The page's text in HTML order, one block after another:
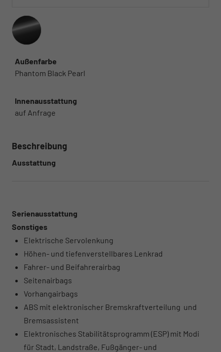
Außenfarbe
Phantom Black Pearl
Innenausstattung
auf Anfrage
Beschreibung
Ausstattung
Serienausstattung
Sonstiges
Elektrische Servolenkung
Höhen- und tiefenverstellbares Lenkrad
Fahrer- und Beifahrerairbag
Seitenairbags
Vorhangairbags
ABS mit elektronischer Bremskraftverteilung und
Bremsassistent
Elektronisches Stabilitätsprogramm (ESP) mit Modi
für Stadt, Landstraße, Fußgänger- und